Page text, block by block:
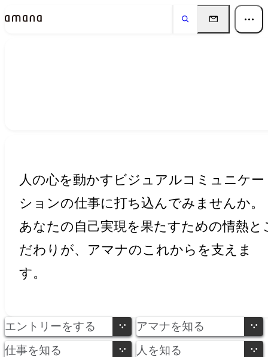
人の心を動かすビジュアルコミュニケー
ションの仕事に打ち込んでみませんか。
あなたの自己実現を果たすための情熱と
だわりが、アマナのこれからを支えま
す。
エントリーをする
アマナを知る
仕事を知る
人を知る